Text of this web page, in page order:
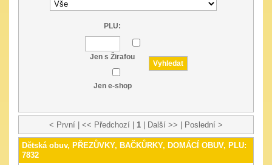
PLU:
Jen s Žirafou
Jen e-shop
< První | << Předchozí | 1 | Další >> | Poslední >
Dětská obuv, PŘEZŮVKY, BAČKŮRKY, DOMÁCÍ OBUV, PLU:
7832